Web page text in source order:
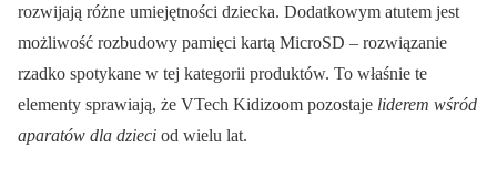
rozwijają różne umiejętności dziecka. Dodatkowym atutem jest
możliwość rozbudowy pamięci kartą MicroSD – rozwiązanie
rzadko spotykane w tej kategorii produktów. To właśnie te
elementy sprawiają, że VTech Kidizoom pozostaje liderem wśród
aparatów dla dzieci od wielu lat.